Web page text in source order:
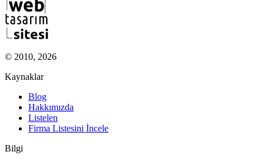
© 2010, 2026
Kaynaklar
Blog
Hakkımızda
Listelen
Firma Listesini İncele
Bilgi